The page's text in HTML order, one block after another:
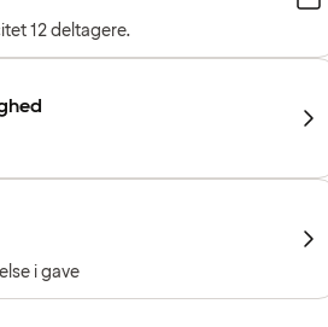
12 deltagere.
i gave